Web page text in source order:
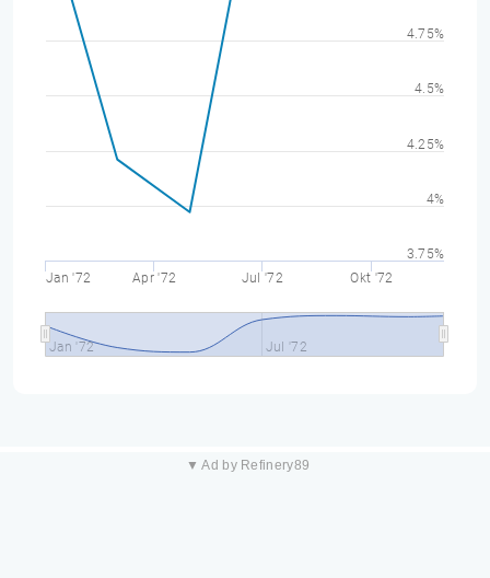
Jan '72 Apr '72 Jul '72 Okt '72
Jan '72 Jul '72
3.75%
4%
4.25%
4.5%
4.75%
▼ Ad by Refinery89